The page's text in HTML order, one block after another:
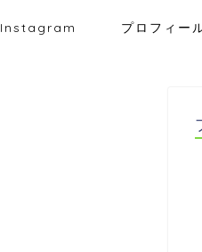
Instagram プロフィー